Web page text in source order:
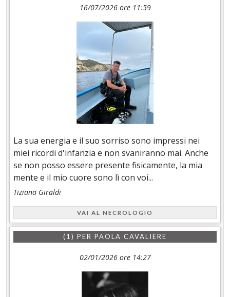
16/07/2026 ore 11:59
La sua energia e il suo sorriso sono impressi nei
miei ricordi d'infanzia e non svaniranno mai. Anche
se non posso essere presente fisicamente, la mia
mente e il mio cuore sono lì con voi...
Tiziana Giraldi
VAI AL NECROLOGIO
(1) PER PAOLA CAVALIERE
02/01/2026 ore 14:27